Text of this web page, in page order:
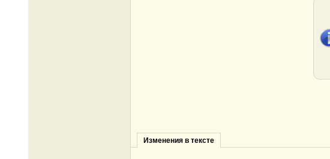
Изменения в тексте